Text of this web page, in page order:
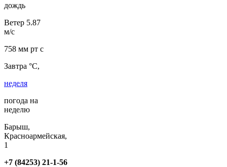
дождь
Ветер 5.87
м/с
758 мм рт с
Завтра °C,
неделя
погода на
неделю
Барыш,
Красноармейская,
1
+7 (84253) 21-1-56